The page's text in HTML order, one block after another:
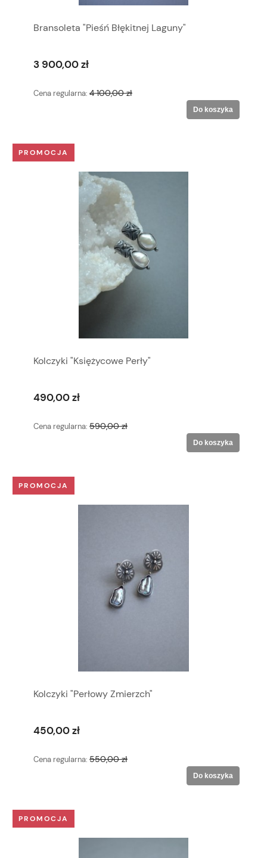
Bransoleta "Pieśń Błękitnej Laguny"
3 900,00 zł
Cena regularna: 4 100,00 zł
Do koszyka
Kolczyki "Księżycowe Perły"
490,00 zł
Cena regularna: 590,00 zł
Do koszyka
PROMOCJA
Kolczyki "Perłowy Zmierzch"
450,00 zł
Cena regularna: 550,00 zł
Do koszyka
PROMOCJA
PROMOCJA